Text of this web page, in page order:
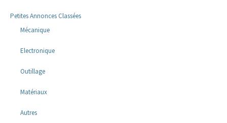
Petites Annonces Classées
Mécanique
Electronique
Outillage
Matériaux
Autres